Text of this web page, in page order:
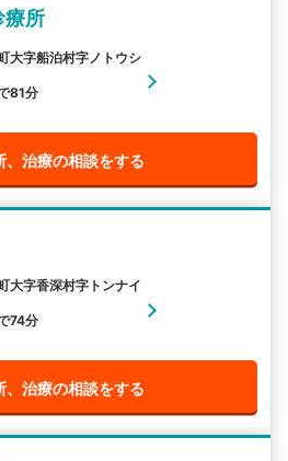
件で絞り込む
他の検索方法
療所
大字船泊村字ノトウシ
81分
、治療の相談をする
大字香深村字トンナイ
74分
、治療の相談をする